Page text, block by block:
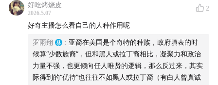
好吃烤烧皮
2026.5.07
2
好奇主播怎么看自己的人种作用呢
罗雨翔 : 亚裔在美国是个奇特的种族，政府填表的时
候算“少数族裔”，但和黑人或拉丁裔相比，凝聚力和政治
力量不强，也更倾向任人唯贤的逻辑，那么反过来，其实
际得到的“优待”也往往不如黑人或拉丁裔（有白人曾真诚